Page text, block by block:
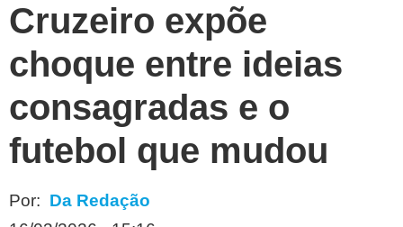
Cruzeiro expõe
choque entre ideias
consagradas e o
futebol que mudou
Por: Da Redação